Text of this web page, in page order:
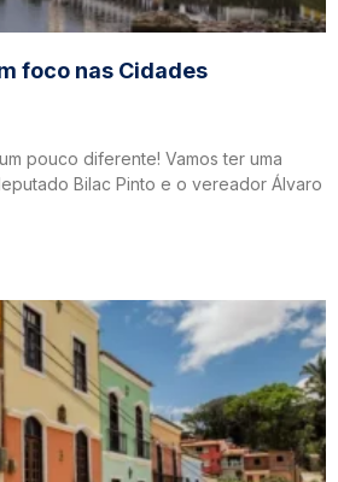
foco nas Cidades
pouco diferente! Vamos ter uma
Bilac Pinto e o vereador Álvaro